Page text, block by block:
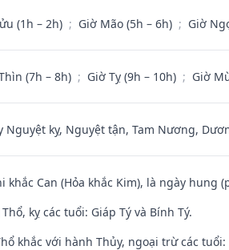
(1h – 2h) ; Giờ Mão (5h – 6h) ; Giờ
(7h – 8h) ; Giờ Tỵ (9h – 10h) ; Giờ
Nguyệt kỵ, Nguyệt tận, Tam Nương,
khắc Can (Hỏa khắc Kim), là ngày hung
kỵ các tuổi: Giáp Tý và Bính Tý.
khắc với hành Thủy, ngoại trừ các